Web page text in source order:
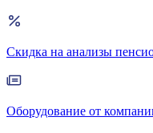
Скидка на анализы
Оборудование от